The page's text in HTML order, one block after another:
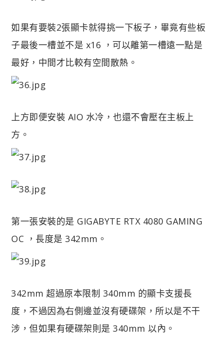
如果有要裝2張顯卡就得挑一下板子，畢竟有些板
子最後一槽並不是 x16 ，可以離第一槽遠一點是
最好，中間才比較有空間散熱。
上方即便安裝 AIO 水冷，也還不會壓在主板上
方。
第一張安裝的是 GIGABYTE RTX 4080 GAMING
OC ，長度是 342mm。
342mm 超過原本限制 340mm 的顯卡支援長
度，不過因為右側邊並沒有硬碟架，所以是不干
涉，但如果有硬碟架則是 340mm 以內。